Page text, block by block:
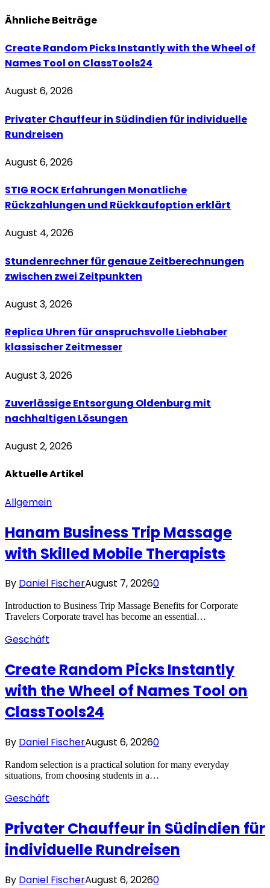
ÄhnlicheBeiträge
Create Random Picks Instantly with the Wheel of
Names Tool on ClassTools24
August 6, 2026
Privater Chauffeur in Südindien für individuelle
Rundreisen
August 6, 2026
STIG ROCK Erfahrungen Monatliche
Rückzahlungen und Rückkaufoption erklärt
August 4, 2026
Stundenrechner für genaue Zeitberechnungen
zwischen zwei Zeitpunkten
August 3, 2026
Replica Uhren für anspruchsvolle Liebhaber
klassischer Zeitmesser
August 3, 2026
Zuverlässige Entsorgung Oldenburg mit
nachhaltigen Lösungen
August 2, 2026
AktuelleArtikel
Allgemein
Hanam Business Trip Massage
with Skilled Mobile Therapists
By Daniel FischerAugust 7, 20260
Introduction to Business Trip Massage Benefits for Corporate
Travelers Corporate travel has become an essential…
Geschäft
Create Random Picks Instantly
with the Wheel of Names Tool on
ClassTools24
By Daniel FischerAugust 6, 20260
Random selection is a practical solution for many everyday
situations, from choosing students in a…
Geschäft
Privater Chauffeur in Südindien für
individuelle Rundreisen
By Daniel FischerAugust 6, 20260